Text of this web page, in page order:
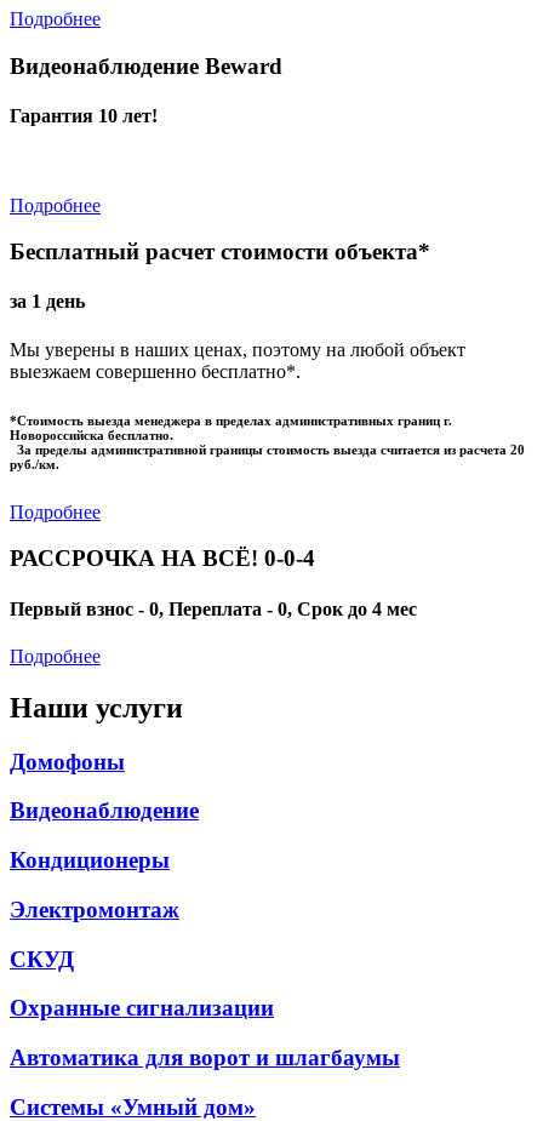
Подробнее
Видеонаблюдение Beward
Гарантия 10 лет!
Подробнее
Бесплатный расчет стоимости объекта*
за 1 день
Мы уверены в наших ценах, поэтому на любой объект
выезжаем совершенно бесплатно*.
*Стоимость выезда менеджера в пределах административных границ г.
Новороссийска бесплатно.
За пределы административной границы стоимость выезда считается из расчета 20
руб./км.
Подробнее
РАССРОЧКА НА ВСЁ! 0-0-4
Первый взнос - 0, Переплата - 0, Срок до 4 мес
Подробнее
Наши услуги
Домофоны
Видеонаблюдение
Кондиционеры
Электромонтаж
СКУД
Охранные сигнализации
Автоматика для ворот и шлагбаумы
Системы «Умный дом»